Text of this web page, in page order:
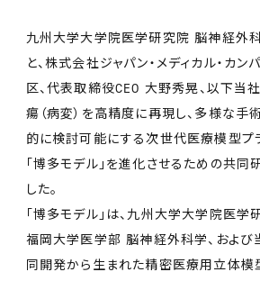
JP EN
九州大学大学院医学研究院 脳神経外科
と、株式会社ジャパン・メディカル・カ
区、代表取締役CEO 大野秀晃、以下当
瘍（病変）を高精度に再現し、多様な手
的に検討可能にする次世代医療模型プ
「博多モデル」を進化させるための共同
した。
「博多モデル」は、九州大学大学院医学
福岡大学医学部 脳神経外科学、および
同開発から生まれた精密医療用立体模